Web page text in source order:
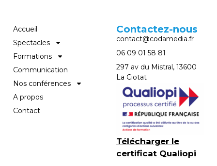
Accueil
Spectacles
Formations
Communication
Nos conférences
A propos
Contact
Contactez-nous
contact@codamedia.fr​
06 09 01 58 81​
297 av du Mistral, 13600
La Ciotat
Télécharger le
certificat Qualiopi